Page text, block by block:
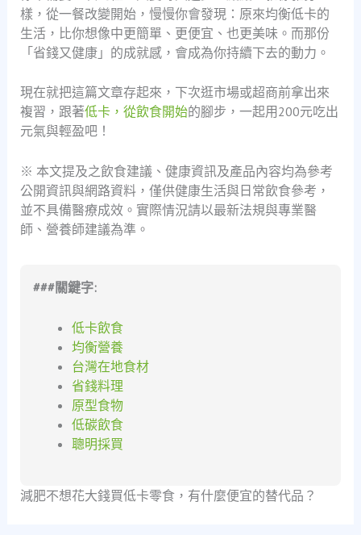
樣，從一餐改變開始，慢慢你會發現：原來均衡低卡的
生活，比你想像中更簡單、更便宜、也更美味。而那份
「省錢又健康」的成就感，會成為你持續下去的動力。
現在就把這篇文章存起來，下次逛市場或超商前拿出來
複習，跟著低卡，從飲食開始的腳步，一起用200元吃出
元氣與輕盈吧！
※ 本文提及之飲食建議、健康資訊及產品內容均為參考
公開資訊與網路資料，僅供健康生活與日常飲食參考，
並不具備醫療成效。實際情況請以最新法規與專業醫
師、營養師建議為準。
###關鍵字:
低卡飲食
均衡營養
台灣在地食材
省錢料理
原型食物
低碳飲食
聰明採買
減肥不想花大錢買低卡零食，有什麼便宜的替代品？